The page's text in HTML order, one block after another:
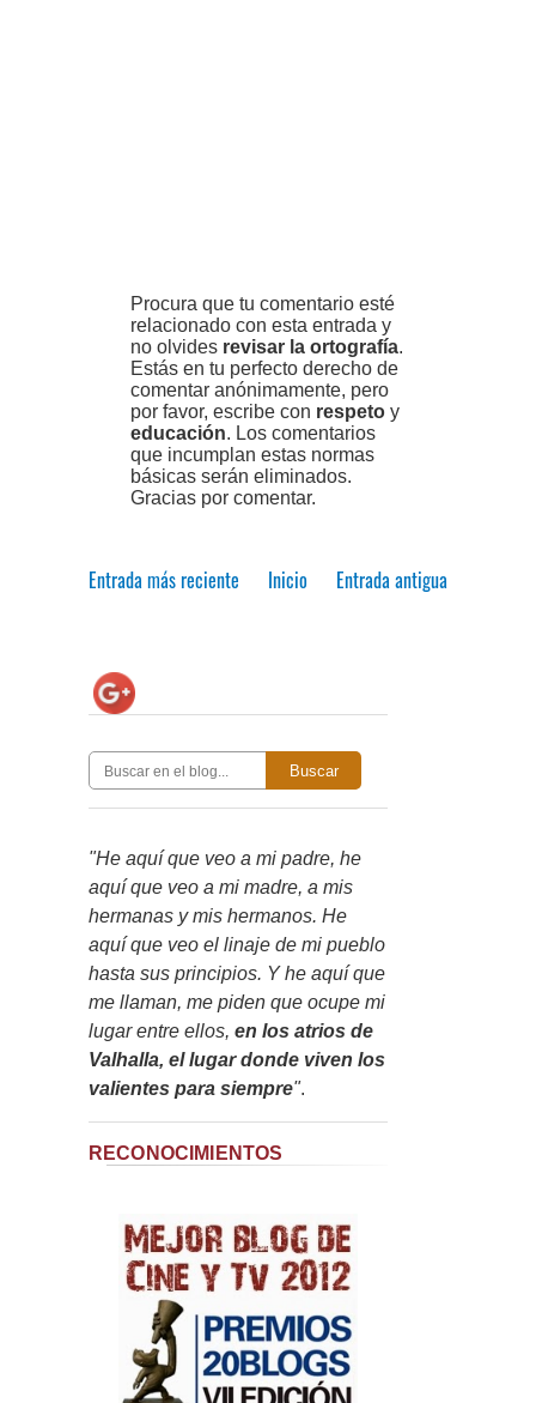
Procura que tu comentario esté
relacionado con esta entrada y
no olvides revisar la ortografía.
Estás en tu perfecto derecho de
comentar anónimamente, pero
por favor, escribe con respeto y
educación. Los comentarios
que incumplan estas normas
básicas serán eliminados.
Gracias por comentar.
Entrada más reciente Entrada antigua
Inicio
Buscar
"He aquí que veo a mi padre, he
aquí que veo a mi madre, a mis
hermanas y mis hermanos. He
aquí que veo el linaje de mi pueblo
hasta sus principios. Y he aquí que
me llaman, me piden que ocupe mi
lugar entre ellos, en los atrios de
Valhalla, el lugar donde viven los
valientes para siempre".
RECONOCIMIENTOS